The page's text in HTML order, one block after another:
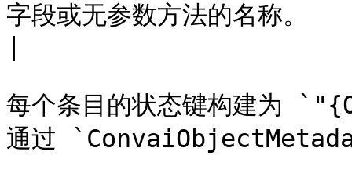
字段或无参数方法的名称。
每个条目的状态键构建为
通过